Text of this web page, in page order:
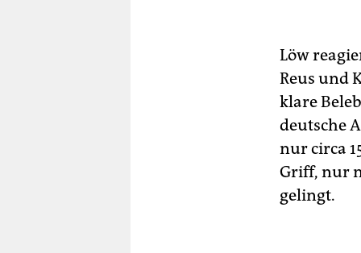
Löw
Reus und
klare
deutsche
nur circa
Griff, nur
gelingt.